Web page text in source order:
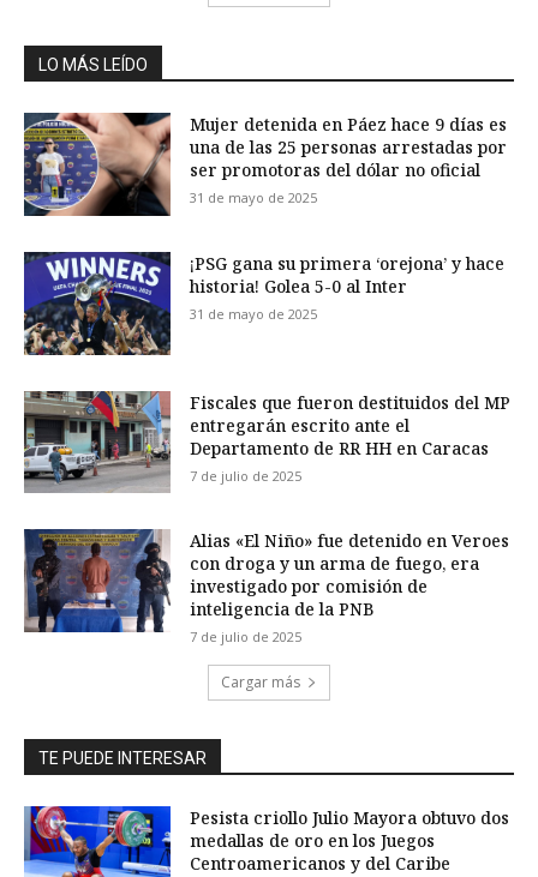
LO MÁS LEÍDO
Mujer detenida en Páez hace 9 días es
una de las 25 personas arrestadas por
ser promotoras del dólar no oficial
31 de mayo de 2025
¡PSG gana su primera ‘orejona’ y hace
historia! Golea 5-0 al Inter
31 de mayo de 2025
Fiscales que fueron destituidos del MP
entregarán escrito ante el
Departamento de RR HH en Caracas
7 de julio de 2025
Alias «El Niño» fue detenido en Veroes
con droga y un arma de fuego, era
investigado por comisión de
inteligencia de la PNB
7 de julio de 2025
Cargar más
TE PUEDE INTERESAR
Pesista criollo Julio Mayora obtuvo dos
medallas de oro en los Juegos
Centroamericanos y del Caribe